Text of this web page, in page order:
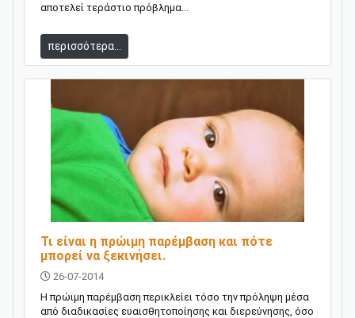
αποτελεί τεράστιο πρόβλημα...
περισσότερα...
Τι είναι η πρώιμη παρέμβαση και πότε
μπορεί να ξεκινήσει.
26-07-2014
Η πρώιμη παρέμβαση περικλείει τόσο την πρόληψη μέσα
από διαδικασίες ευαισθητοποίησης και διερεύνησης, όσο